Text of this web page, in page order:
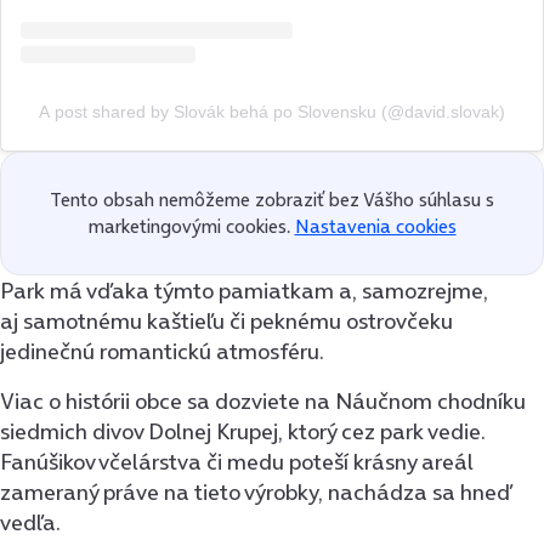
A post shared by Slovák behá po Slovensku (@david.slovak)
Tento obsah nemôžeme zobraziť bez Vášho súhlasu s
marketingovými cookies. Nastavenia cookies
Park má vďaka týmto pamiatkam a, samozrejme,
aj samotnému kaštieľu či peknému ostrovčeku
jedinečnú romantickú atmosféru.
Viac o histórii obce sa dozviete na Náučnom chodníku
siedmich divov Dolnej Krupej, ktorý cez park vedie.
Fanúšikov včelárstva či medu poteší krásny areál
zameraný práve na tieto výrobky, nachádza sa hneď
vedľa.